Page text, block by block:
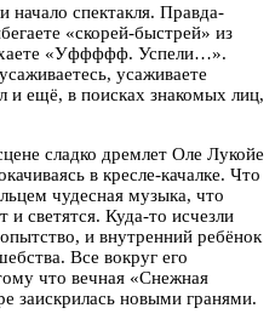
начало спектакля. Правда-
«скорей-быстрей» из
«Уффффф. Успели…».
усаживаете
и ещё, в поисках знакомых лиц,
сладко дремлет Оле Лукойе
в кресле-качалке. Что
чудесная музыка, что
и светятся. Куда-то исчезли
и внутренний ребёнок
Все вокруг его
что вечная «Снежная
заискрилась новыми гранями.